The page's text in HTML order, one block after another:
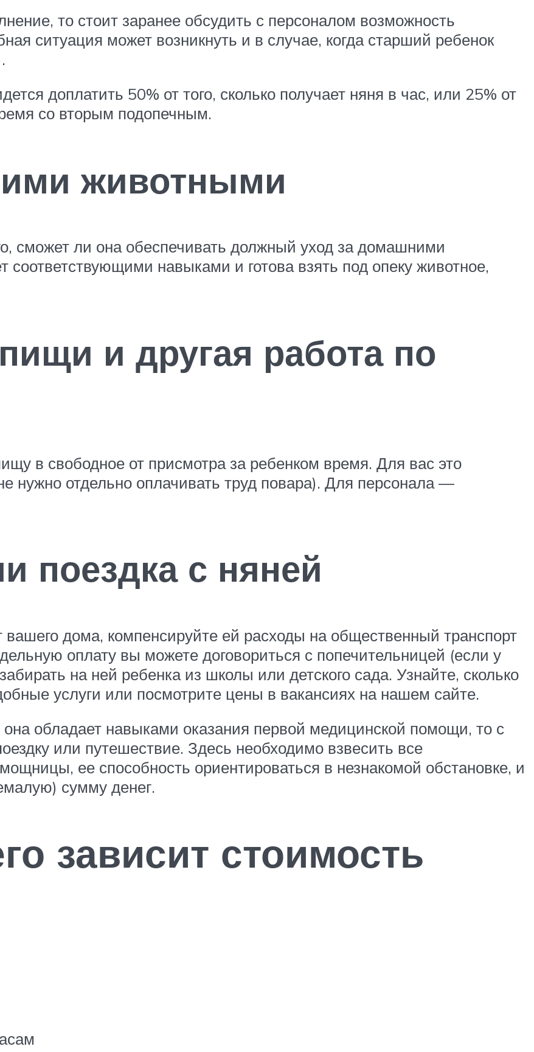
то стоит заранее обсудить с персоналом возможность
ситуация может возникнуть и в случае, когда старший ребенок
доплатить 50% от того, сколько получает няня в час, или 25% от
со вторым подопечным.
животными
сможет ли она обеспечивать должный уход за домашними
навыками и готова взять под опеку животное,
и другая работа по
в свободное от присмотра за ребенком время. Для вас это
нужно отдельно оплачивать труд повара). Для персонала —
поездка с няней
дома, компенсируйте ей расходы на общественный транспорт
оплату вы можете договориться с попечительницей (если у
на ней ребенка из школы или детского сада. Узнайте, сколько
услуги или посмотрите цены в вакансиях на нашем сайте.
обладает навыками оказания первой медицинской помощи, то с
или путешествие. Здесь необходимо взвесить все
ее способность ориентироваться в незнакомой обстановке, и
сумму денег.
зависит стоимость